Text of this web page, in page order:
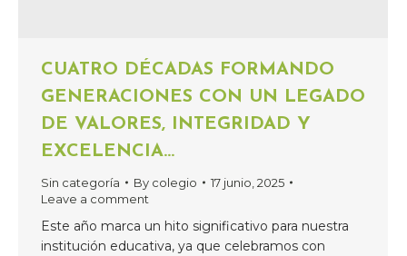
CUATRO DÉCADAS FORMANDO
GENERACIONES CON UN LEGADO
DE VALORES, INTEGRIDAD Y
EXCELENCIA…
Sin categoría By colegio
17 junio, 2025
Leave a comment
Este año marca un hito significativo para nuestra
institución educativa, ya que celebramos con